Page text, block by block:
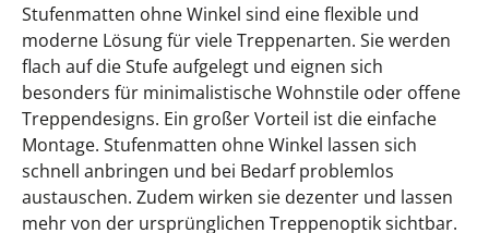
Stufenmatten ohne Winkel sind eine flexible und
moderne Lösung für viele Treppenarten. Sie werden
flach auf die Stufe aufgelegt und eignen sich
besonders für minimalistische Wohnstile oder offene
Treppendesigns. Ein großer Vorteil ist die einfache
Montage. Stufenmatten ohne Winkel lassen sich
schnell anbringen und bei Bedarf problemlos
austauschen. Zudem wirken sie dezenter und lassen
mehr von der ursprünglichen Treppenoptik sichtbar.